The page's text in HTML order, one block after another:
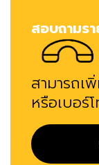
สอบถามร
สามารถเ
หรือเบอร์